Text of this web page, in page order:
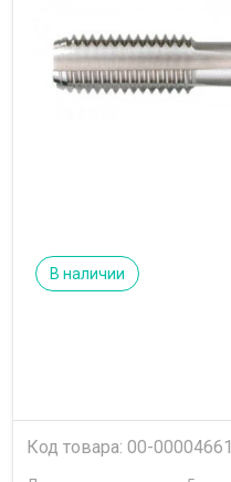
В наличии
Код товара: 00-00004661